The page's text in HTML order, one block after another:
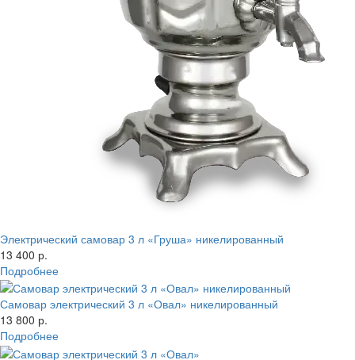
Электрический самовар 3 л «Груша» никелированный
13 400 р.
Подробнее
Самовар электрический 3 л «Овал» никелированный
13 800 р.
Подробнее